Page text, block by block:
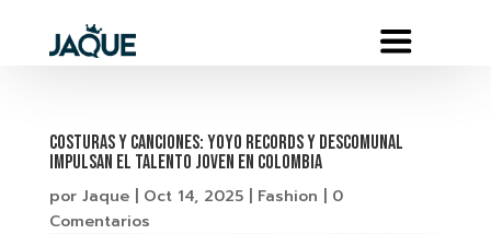
Costuras y Canciones: Yoyo Records y Descomunal
impulsan el talento joven en Colombia
por Jaque| Oct 14, 2025| Fashion
0
Comentarios